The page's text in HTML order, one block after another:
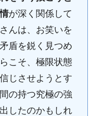
が深く関係して
んは、お笑いを
盾を鋭く見つめ
こそ、極限状態
じさせようとす
の持つ究極の強
したのかもしれ